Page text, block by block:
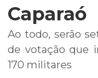
Caparaó
Ao todo, serão
de votação que
170 militares